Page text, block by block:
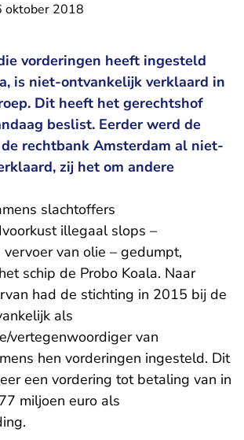
oktober 2018
vorderingen heeft ingesteld
is niet-ontvankelijk verklaard in
Dit heeft het gerechtshof
beslist. Eerder werd de
rechtbank Amsterdam al niet-
zij het om andere
slachtoffers
illegaal slops –
van olie – gedumpt,
schip de Probo Koala. Naar
had de stichting in 2015 bij de
als
vertegenwoordiger van
hen vorderingen ingesteld. Dit
een vordering tot betaling van in
miljoen euro als